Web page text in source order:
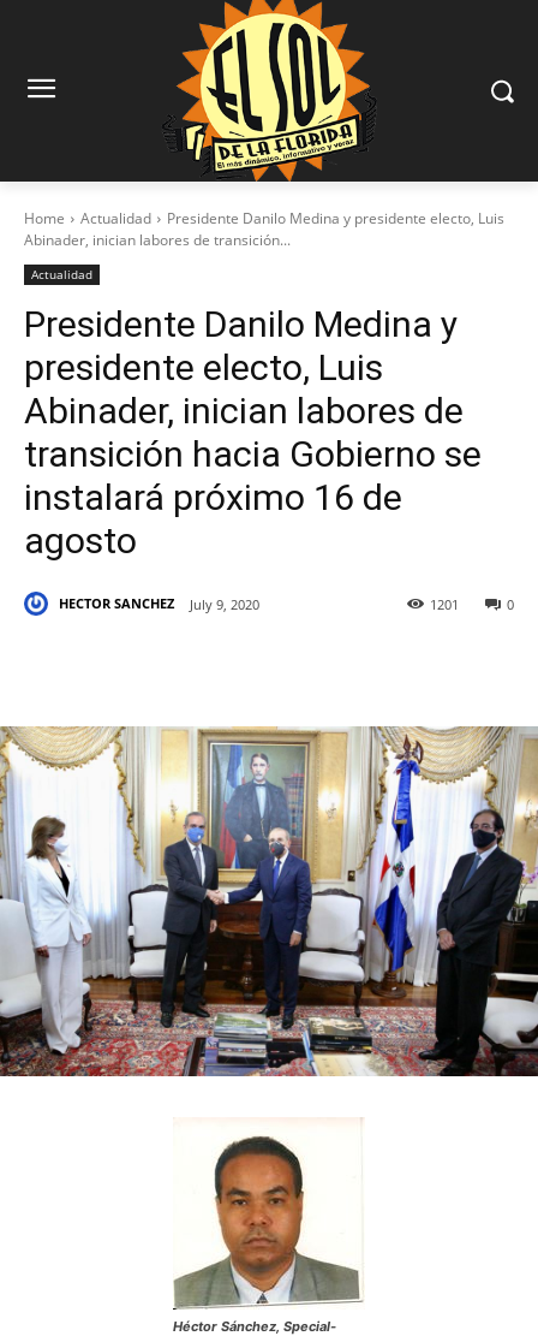
Home Actualidad
Presidente Danilo Medina y presidente electo, Luis
Abinader, inician labores de transición...
Actualidad
Presidente Danilo Medina y
presidente electo, Luis
Abinader, inician labores de
transición hacia Gobierno se
instalará próximo 16 de
agosto
HECTOR SANCHEZ July 9, 2020 0
1201
Héctor Sánchez, Special-